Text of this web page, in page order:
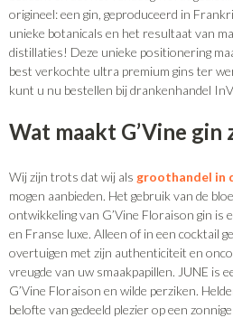
origineel: een gin, geproduceerd in
unieke botanicals en het resultaat van
distillaties! Deze unieke positionering
best verkochte ultra premium gins ter
kunt u nu bestellen bij drankenhandel
Wat maakt G’Vine gin
Wij zijn trots dat wij als groothandel in
mogen aanbieden. Het gebruik van de
ontwikkeling van G’Vine Floraison gin is
en Franse luxe. Alleen of in een cocktail
overtuigen met zijn authenticiteit en
vreugde van uw smaakpapillen. JUNE is
G’Vine Floraison en wilde perziken.
belofte van gedeeld plezier op een